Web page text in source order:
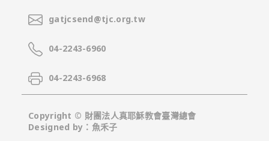
gatjcsend@tjc.org.tw
04-2243-6960
04-2243-6968
Copyright © 財團法人真耶穌教會臺灣總會
Designed by： 魚禾子